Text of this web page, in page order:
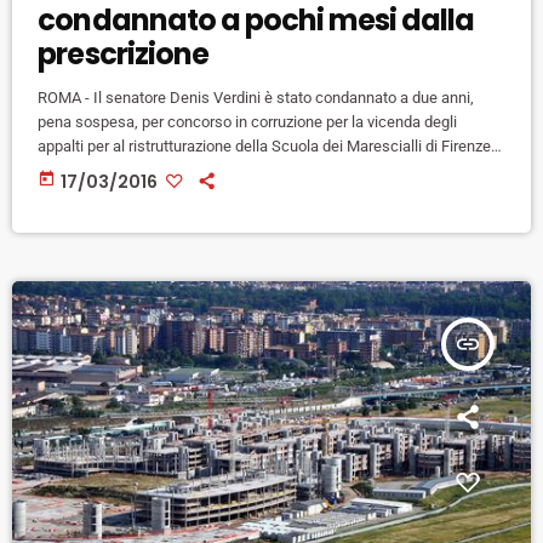
condannato a pochi mesi dalla
prescrizione
ROMA - Il senatore Denis Verdini è stato condannato a due anni,
pena sospesa, per concorso in corruzione per la vicenda degli
appalti per al ristrutturazione della Scuola dei Marescialli di Firenze.
La sentenza è di giudici della VII sezione del Tribunale di Roma, che
hanno accolto le richieste dell'accusa. Il reato si prescriverà entro
today 17/03/2016
insert_link